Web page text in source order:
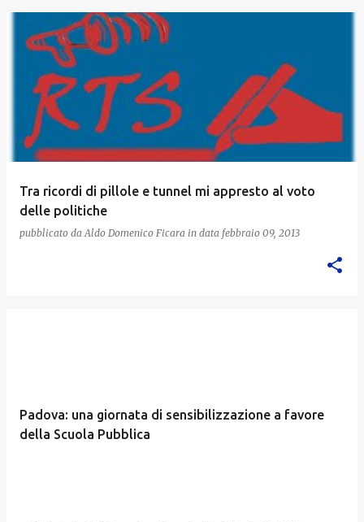
Tra ricordi di pillole e tunnel mi appresto al voto
delle politiche
pubblicato da Aldo Domenico Ficara in data febbraio 09, 2013
Padova: una giornata di sensibilizzazione a favore
della Scuola Pubblica